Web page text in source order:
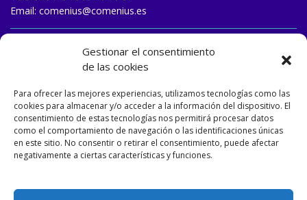
Gestionar el consentimiento
de las cookies
Para ofrecer las mejores experiencias, utilizamos tecnologías como las
cookies para almacenar y/o acceder a la información del dispositivo. El
consentimiento de estas tecnologías nos permitirá procesar datos
como el comportamiento de navegación o las identificaciones únicas
en este sitio. No consentir o retirar el consentimiento, puede afectar
negativamente a ciertas características y funciones.
Email: comenius@comenius.es
TRABAJA CON NOSOTROS